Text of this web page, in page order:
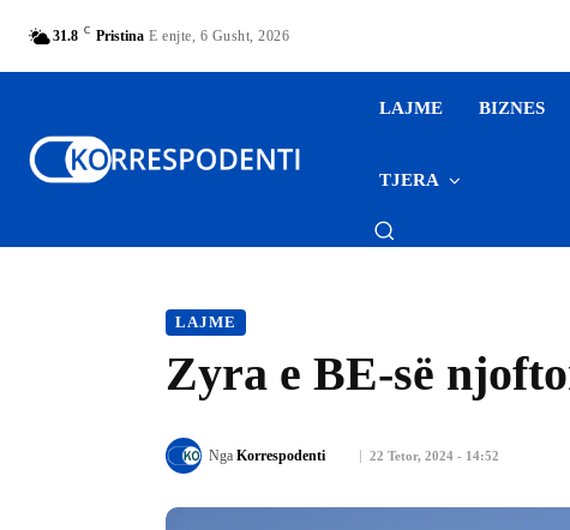
31.8 C Pristina E enjte, 6 Gusht, 2026
LAJME BIZNES
TJERA
LAJME
Zyra e BE-së
22 Tetor, 2024 - 14:52
Nga Korrespodenti